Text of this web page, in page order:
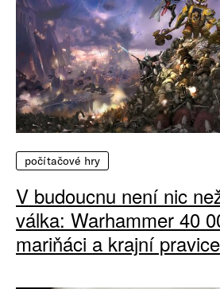
počítačové hry
V budoucnu není nic
válka: Warhammer 40
mariňáci a krajní pravice